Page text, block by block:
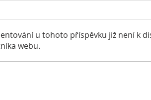
u tohoto příspěvku již není k
webu.